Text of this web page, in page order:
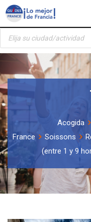
Panel de gestión de
Skip
content
Búsqueda
productos
Acogida
France
Soissons
(entre 1 y 9